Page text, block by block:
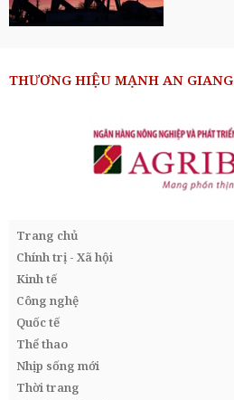
THƯƠNG HIỆU MẠNH AN GIANG
Trang chủ
Chính trị - Xã hội
Kinh tế
Công nghệ
Quốc tế
Thể thao
Nhịp sống mới
Thời trang